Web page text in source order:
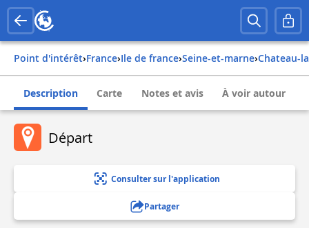
Point d'intérêt› france› ile de france› seine-et-marne› chateau-
Description Carte Notes et avis À voir autour
Départ
Consulter sur l'application
Partager